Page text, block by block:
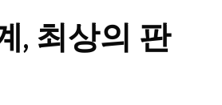
, 최상의 판